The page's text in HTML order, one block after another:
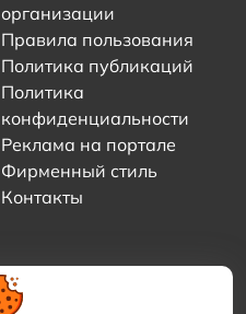
организации
Правила пользования
Политика публикаций
Политика
конфиденциальности
Реклама на портале
Фирменный стиль
Контакты